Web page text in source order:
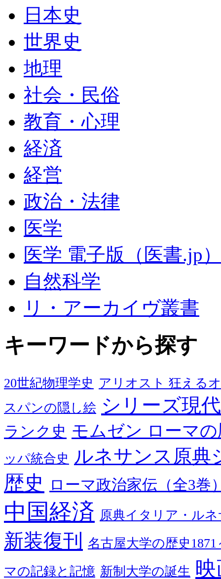
日本史
世界史
地理
社会・民俗
教育・心理
経済
経営
政治・法律
医学
医学 電子版（医書.jp
自然科学
リ・アーカイヴ叢書
キーワードから探す
20世紀物理学史 アリオスト 狂える
スパンの隠し絵 シリーズ現
ランク史 モムゼン ローマ
ッパ統合史 ルネサンス原典
歴史 ローマ政治家伝（全3巻
中国経済 原典イタリア・ル
新装復刊 名古屋大学の歴史1871
マの記録と記憶 新制大学の誕生